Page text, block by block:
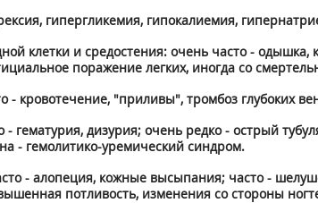
гипергликемия, гипокалиемия,
клетки и средостения: очень часто -
поражение легких, иногда со
- кровотечение, "приливы", тромбоз глубоких
гематурия, дизурия; очень редко - острый
- гемолитико-уремический синдром.
- алопеция, кожные высыпания; часто -
потливость, изменения со стороны